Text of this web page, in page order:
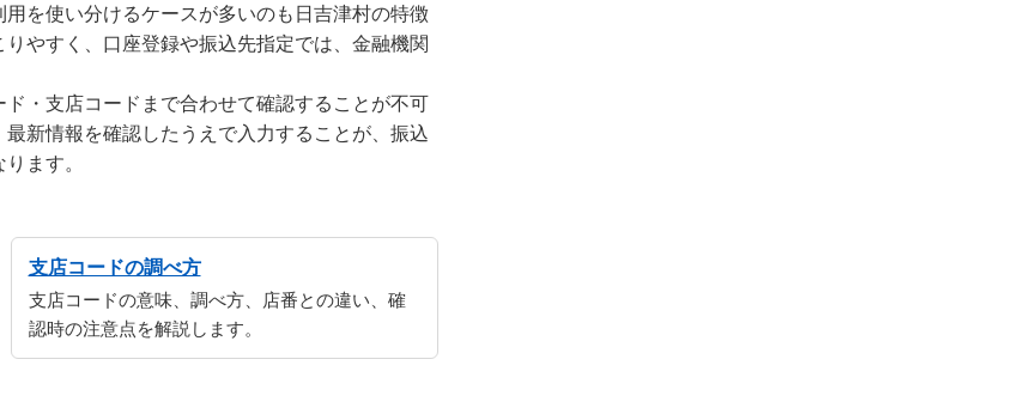
を使い分けるケースが多いのも日吉津村の特徴
やすく、口座登録や振込先指定では、金融機関
・支店コードまで合わせて確認することが不可
新情報を確認したうえで入力することが、振込
ます。
支店コードの調べ方
支店コードの意味、調べ方、店番との違い、確
認時の注意点を解説します。